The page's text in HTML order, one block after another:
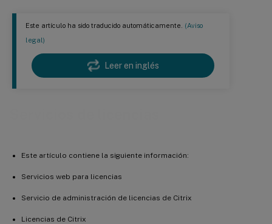
Este artículo ha sido traducido automáticamente. (Aviso
legal)
Leer en inglés
Este artículo contiene la siguiente información:
Servicios web para licencias
Servicio de administración de licencias de Citrix
Licencias de Citrix